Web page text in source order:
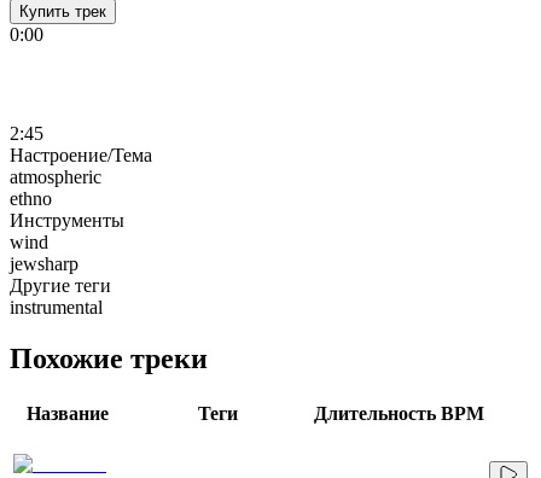
Купить трек
0:00
2:45
Настроение/Тема
atmospheric
ethno
Инструменты
wind
jewsharp
Другие теги
instrumental
Похожие треки
Название Теги Длительность BPM